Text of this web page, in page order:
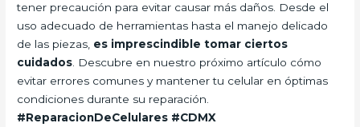
tener precaución para evitar causar más daños. Desde el
uso adecuado de herramientas hasta el manejo delicado
de las piezas, es imprescindible tomar ciertos
cuidados . Descubre en nuestro próximo artículo cómo
evitar errores comunes y mantener tu celular en óptimas
condiciones durante su reparación.
#ReparacionDeCelulares #CDMX